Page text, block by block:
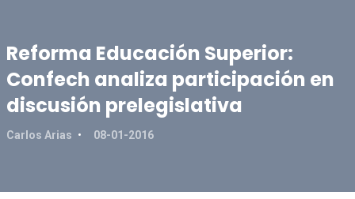
Reforma Educación Superior:
Confech analiza participación en
discusión prelegislativa
Carlos Arias 08-01-2016